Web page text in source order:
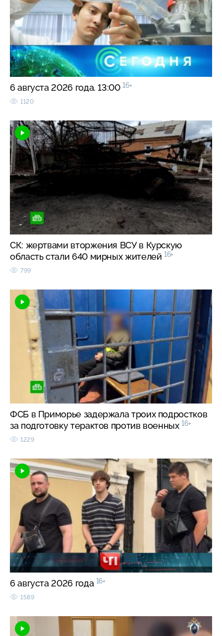
6 августа 2026 года. 13:00 16+
1120
СК: жертвами вторжения ВСУ в Курскую
область стали 640 мирных жителей 16+
799
ФСБ в Приморье задержала троих подростков
за подготовку терактов против военных 16+
1229
6 августа 2026 года 16+
1589